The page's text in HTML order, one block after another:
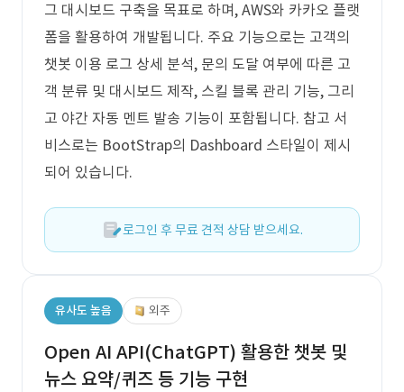
그 대시보드 구축을 목표로 하며, AWS와 카카오 플랫
폼을 활용하여 개발됩니다. 주요 기능으로는 고객의
챗봇 이용 로그 상세 분석, 문의 도달 여부에 따른 고
객 분류 및 대시보드 제작, 스킬 블록 관리 기능, 그리
고 야간 자동 멘트 발송 기능이 포함됩니다. 참고 서
비스로는 BootStrap의 Dashboard 스타일이 제시
되어 있습니다.
로그인 후 무료 견적 상담 받으세요.
유사도 높음 외주
Open AI API(ChatGPT) 활용한 챗봇 및
뉴스 요약/퀴즈 등 기능 구현